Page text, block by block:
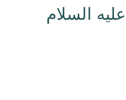
السلام